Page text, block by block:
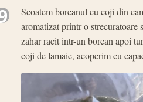
Scoatem borcanul cu coji din
aromatizat printr-o strecuratoare
zahar racit intr-un borcan apoi
coji de lamaie, acoperim cu